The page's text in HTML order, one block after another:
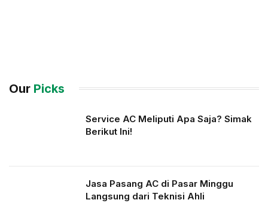
Our Picks
Service AC Meliputi Apa Saja? Simak
Berikut Ini!
Jasa Pasang AC di Pasar Minggu
Langsung dari Teknisi Ahli